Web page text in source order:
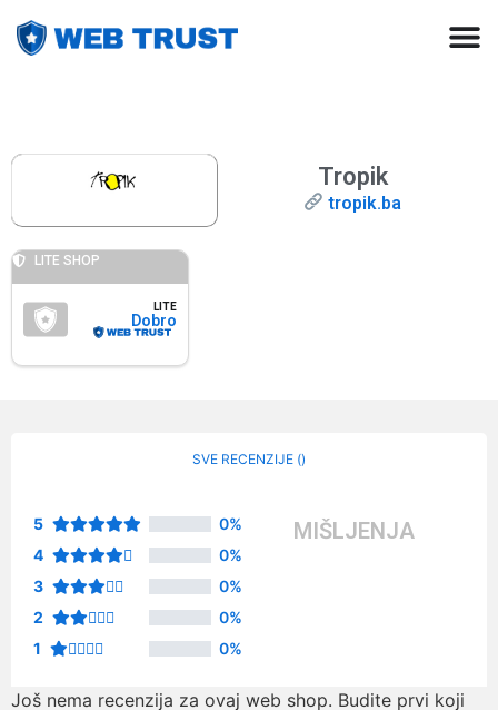
Tropik
tropik.ba
LITE SHOP
LITE
Dobro
SVE RECENZIJE ()
5
0%
4
0%
3
0%
2
0%
1
0%
MIŠLJENJA
Još nema recenzija za ovaj web shop. Budite prvi koji